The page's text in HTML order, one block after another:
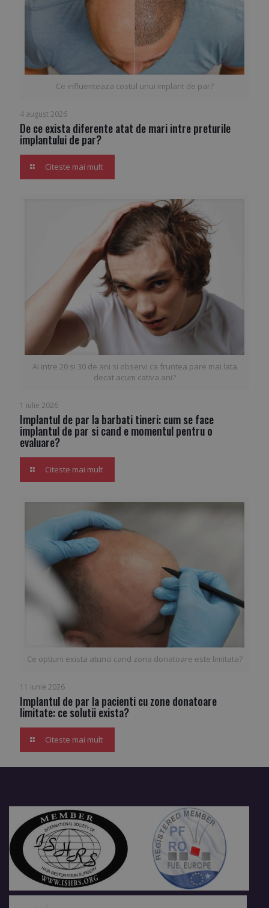
Ce influenteaza costul unui implant de par?
4 august 2026
De ce exista diferente atat de mari intre preturile
implantului de par?
Citeste mai mult
Ai intre 20 si 30 de ani si observi ca fruntea pare mai lata
decat acum cativa ani?
1 iulie 2026
Implantul de par la barbati tineri: cum se face
implantul de par si cand e momentul pentru o
evaluare?
Citeste mai mult
Ce optiuni exista atunci cand zona donatoare este limitata?
11 iunie 2026
Implantul de par la pacienti cu zone donatoare
limitate: ce solutii exista?
Citeste mai mult